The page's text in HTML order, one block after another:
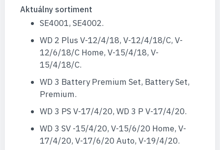
Aktuálny sortiment
SE4001, SE4002.
WD 2 Plus V-12/4/18, V-12/4/18/C, V-
12/6/18/C Home, V-15/4/18, V-
15/4/18/C.
WD 3 Battery Premium Set, Battery Set,
Premium.
WD 3 PS V-17/4/20, WD 3 P V-17/4/20.
WD 3 SV -15/4/20, V-15/6/20 Home, V-
17/4/20, V-17/6/20 Auto, V-19/4/20.